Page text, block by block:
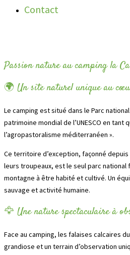
Contact
Passion nature au camping la
🌍 Un site naturel unique au
Le camping est situé dans le Parc
patrimoine mondial de l’UNESCO en tant
l’agropastoralisme méditerranéen ».
Ce territoire d’exception, façonné
leurs troupeaux, est le seul parc national
montagne à être habité et cultivé. Un
sauvage et activité humaine.
🦅 Une nature spectaculaire à
Face au camping, les falaises calcaires
grandiose et un terrain d’observation